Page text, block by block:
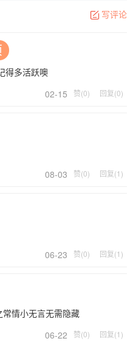
写评论
得多活跃噢
02-15
赞(0) 回复(0)
08-03
赞(0) 回复(1)
06-23
赞(0) 回复(1)
情小无言无需隐藏
06-22
赞(0) 回复(1)